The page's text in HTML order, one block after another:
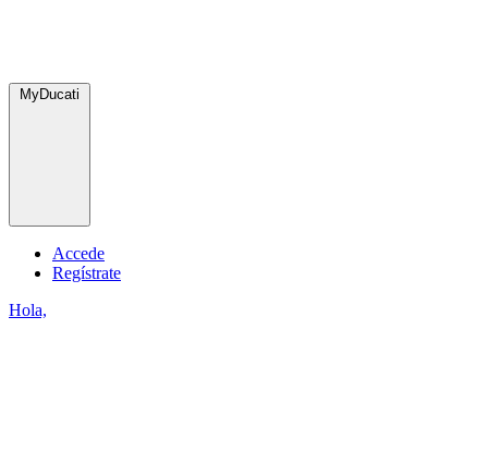
MyDucati
Accede
Regístrate
Hola,